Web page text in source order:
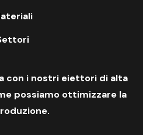
con i nostri eiettori di alta
possiamo ottimizzare la